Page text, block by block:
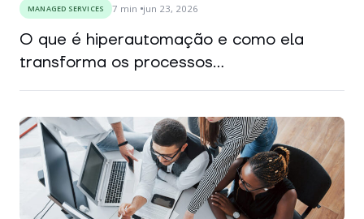
MANAGED SERVICES 7 min jun 23, 2026
O que é hiperautomação e como ela
transforma os processos...